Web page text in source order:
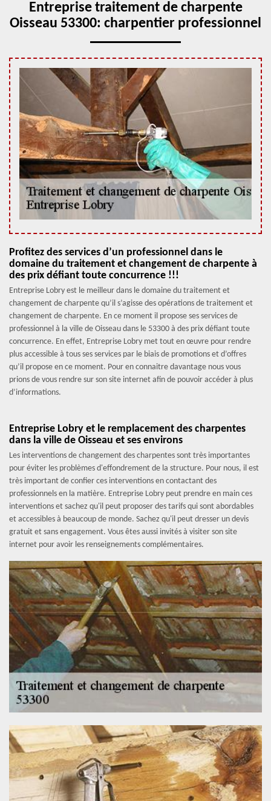
Entreprise traitement de charpente
Oisseau 53300: charpentier professionnel
Profitez des services d’un professionnel dans le
domaine du traitement et changement de charpente à
des prix défiant toute concurrence !!!
Entreprise Lobry est le meilleur dans le domaine du traitement et
changement de charpente qu’il s’agisse des opérations de traitement et
changement de charpente. En ce moment il propose ses services de
professionnel à la ville de Oisseau dans le 53300 à des prix défiant toute
concurrence. En effet, Entreprise Lobry met tout en œuvre pour rendre
plus accessible à tous ses services par le biais de promotions et d’offres
qu’il propose en ce moment. Pour en connaitre davantage nous vous
prions de vous rendre sur son site internet afin de pouvoir accéder à plus
d’informations.
Entreprise Lobry et le remplacement des charpentes
dans la ville de Oisseau et ses environs
Les interventions de changement des charpentes sont très importantes
pour éviter les problèmes d'effondrement de la structure. Pour nous, il est
très important de confier ces interventions en contactant des
professionnels en la matière. Entreprise Lobry peut prendre en main ces
interventions et sachez qu'il peut proposer des tarifs qui sont abordables
et accessibles à beaucoup de monde. Sachez qu'il peut dresser un devis
gratuit et sans engagement. Vous êtes aussi invités à visiter son site
internet pour avoir les renseignements complémentaires.